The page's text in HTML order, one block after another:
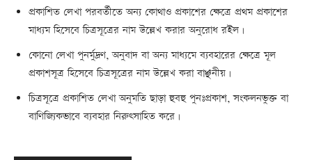
প্রকাশিত লেখা পরবর্তীতে অন্য কোথাও প্রকাশের ক্ষেত্রে প্রথম প্রকাশের
মাধ্যম হিসেবে চিত্রসূত্রের নাম উল্লেখ করার অনুরোধ রইল।
কোনো লেখা পুনর্মুদ্রণ, অনুবাদ বা অন্য মাধ্যমে ব্যবহারের ক্ষেত্রে মূল
প্রকাশসূত্র হিসেবে চিত্রসূত্রের নাম উল্লেখ করা বাঞ্ছনীয়।
চিত্রসূত্রে প্রকাশিত লেখা অনুমতি ছাড়া হুবহু পুনঃপ্রকাশ, সংকলনভুক্ত বা
বাণিজ্যিকভাবে ব্যবহার নিরুৎসাহিত করে।